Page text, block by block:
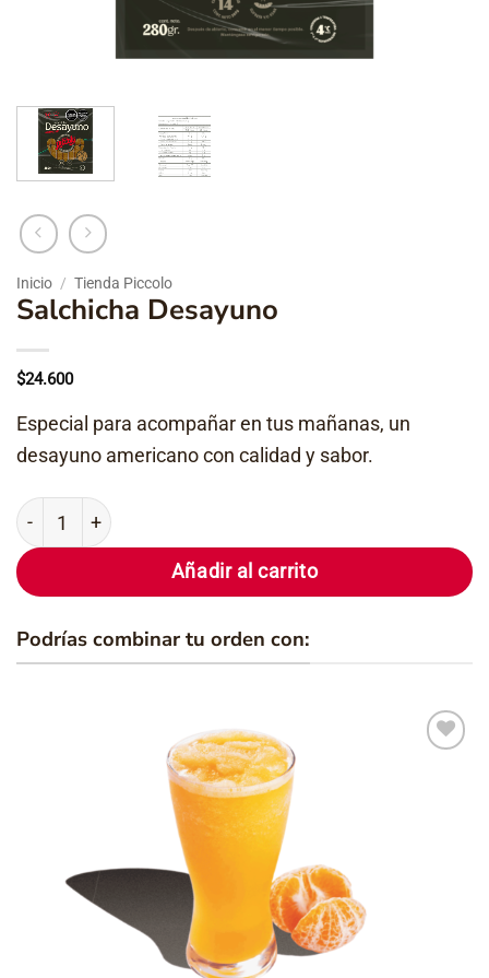
Inicio / Tienda Piccolo
Salchicha Desayuno
$24.600
Especial para acompañar en tus mañanas, un
desayuno americano con calidad y sabor.
Salchicha Desayuno cantidad
Añadir al carrito
Podrías combinar tu orden con: